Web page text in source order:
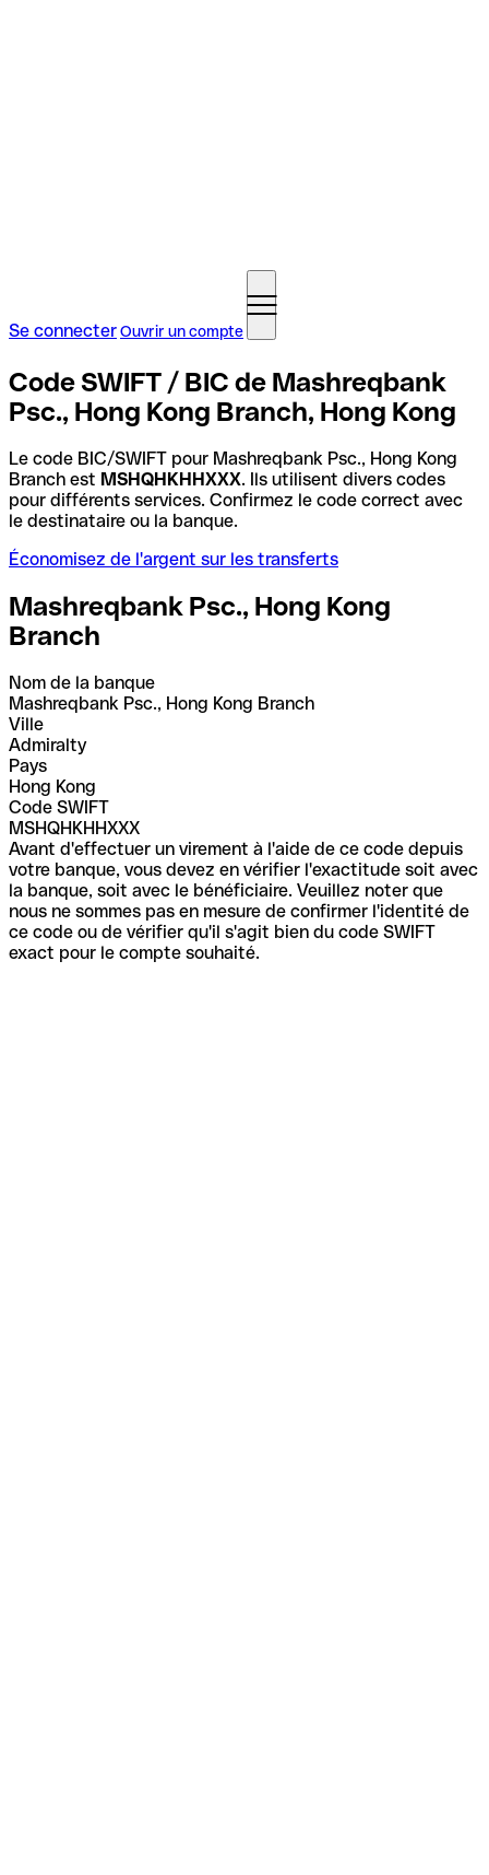
Se connecterOuvrir un compte
Code SWIFT / BIC de Mashreqbank
Psc., Hong Kong Branch, Hong Kong
Le code BIC/SWIFT pour Mashreqbank Psc., Hong Kong
Branch est MSHQHKHHXXX. Ils utilisent divers codes
pour différents services. Confirmez le code correct avec
le destinataire ou la banque.
Économisez de l'argent sur les transferts
Mashreqbank Psc., Hong Kong
Branch
Nom de la banque
Mashreqbank Psc., Hong Kong Branch
Ville
Admiralty
Pays
Hong Kong
Code SWIFT
MSHQHKHHXXX
Avant d'effectuer un virement à l'aide de ce code depuis
votre banque, vous devez en vérifier l'exactitude soit avec
la banque, soit avec le bénéficiaire. Veuillez noter que
nous ne sommes pas en mesure de confirmer l'identité de
ce code ou de vérifier qu'il s'agit bien du code SWIFT
exact pour le compte souhaité.